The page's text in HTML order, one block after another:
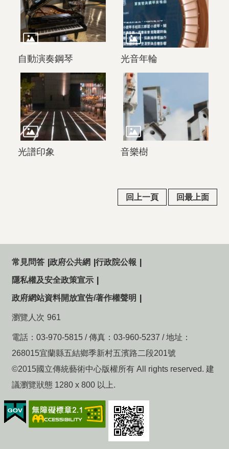
自動演奏鋼琴 光音年輪
光譜印象 音樂樹
回上一頁 回最上面
常見問答 政府公共網 行政院公報
隱私權及安全政策宣示
政府網站資料開放宣告/著作權聲明
瀏覽人次 961
電話：03-970-5815 / 傳真：03-960-5237 / 地址：
268015宜蘭縣五結鄉季新村五濱路二段201號
©2015國立傳統藝術中心版權所有 All rights reserved. 建
議瀏覽狀態 1280 x 800 以上.